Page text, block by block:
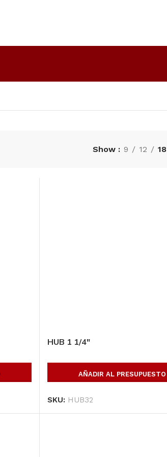
Show 9 12 18
HUB 1 1/4″
AÑADIR AL PRESUPUESTO
SKU: HUB32